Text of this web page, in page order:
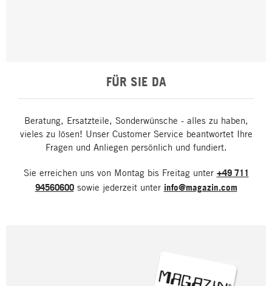
FÜR SIE DA
Beratung, Ersatzteile, Sonderwünsche - alles zu haben,
vieles zu lösen! Unser Customer Service beantwortet Ihre
Fragen und Anliegen persönlich und fundiert.
Sie erreichen uns von Montag bis Freitag unter +49 711
94560600sowie jederzeit unter info@magazin.com